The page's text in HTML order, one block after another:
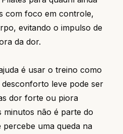
com foco em controle,
evitando o impulso de
da dor.
é usar o treino como
leve pode ser
dor forte ou piora
minutos não é parte do
uma queda na